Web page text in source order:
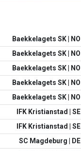
Baekkelagets SK | NO
Baekkelagets SK | NO
Baekkelagets SK | NO
Baekkelagets SK | NO
Baekkelagets SK | NO
IFK Kristianstad | SE
IFK Kristianstad | SE
SC Magdeburg | DE